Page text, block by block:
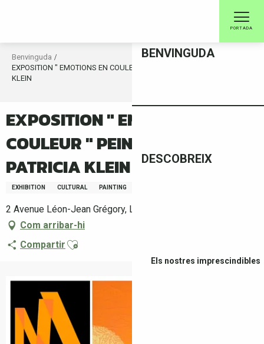
PORTADA
BENVINGUDA
DESCOBREIX
Els nostres imprescindibles
Benvinguda
EXPOSITION " EMOTIONS EN COULEUR " PEINTURES DE PATRICIA
KLEIN
EXPOSITION " EMOTIONS EN
COULEUR " PEINTURES DE
PATRICIA KLEIN
EXHIBITION CULTURAL PAINTING
2 Avenue Léon-Jean Grégory, Le Boulou
Com arribar-hi
Compartir Ajouter aux favoris